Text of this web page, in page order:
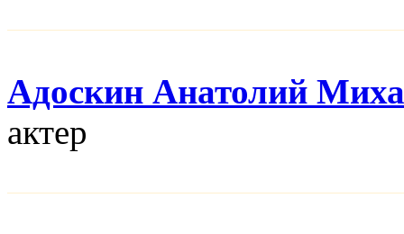
Адоскин Анатолий
актер